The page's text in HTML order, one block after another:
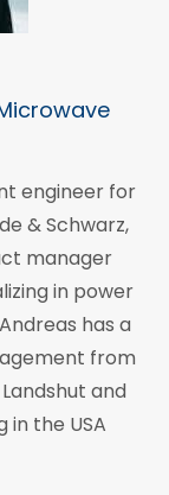
engineer for
& Schwarz,
manager
in power
has a
from
and
the USA